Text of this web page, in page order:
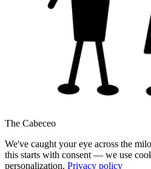
The Cabeceo
We've caught your eye across the
this starts with consent — we use
personalization. Privacy policy